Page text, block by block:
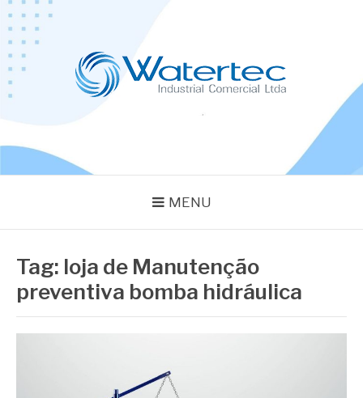
Pular
para
conteúdo
MENU
Tag: loja de Manutenção
preventiva bomba hidráulica